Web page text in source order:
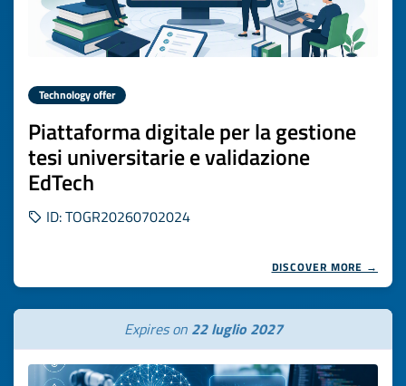
Technology offer
Piattaforma digitale per la gestione
tesi universitarie e validazione
EdTech
ID: TOGR20260702024
DISCOVER MORE →
Expires on 22 luglio 2027